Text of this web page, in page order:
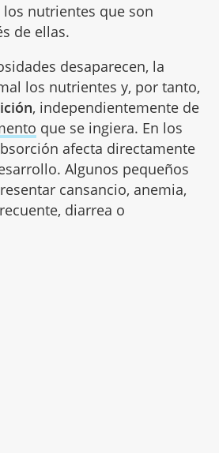
nutrientes que son
de ellas.
desaparecen, la
los nutrientes y, por tanto,
, independientemente de
que se ingiera. En los
afecta directamente
Algunos pequeños
cansancio, anemia,
diarrea o